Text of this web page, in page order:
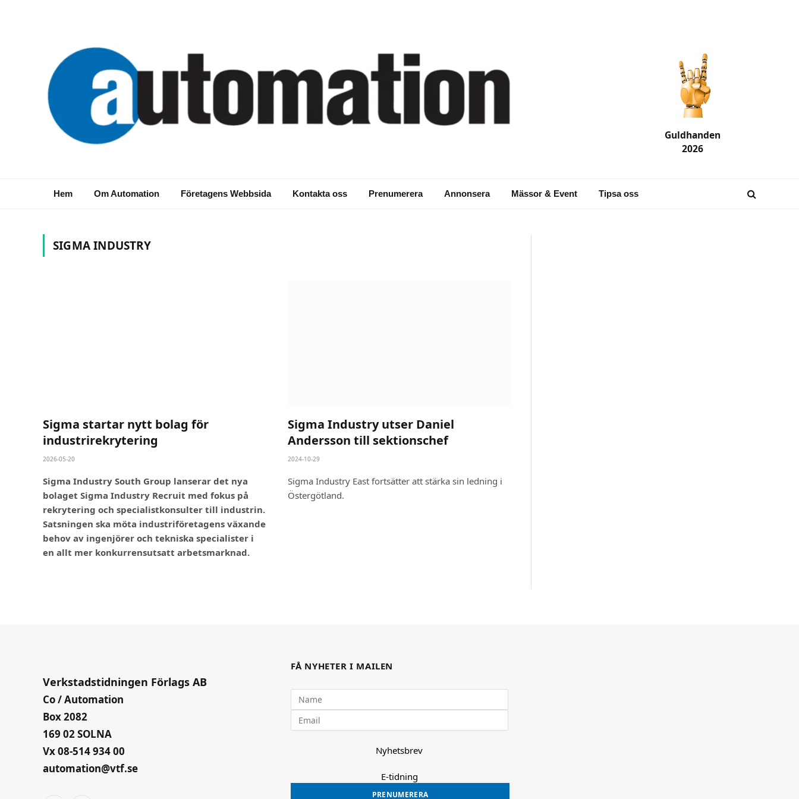
Guldhanden
2026
Hem Om Automation Företagens Webbsida Kontakta oss Prenumerera Annonsera Mässor & Event Tipsa oss
SIGMA INDUSTRY
Sigma startar nytt bolag för
industrirekrytering
2026-05-20
Sigma Industry South Group lanserar det nya
bolaget Sigma Industry Recruit med fokus på
rekrytering och specialistkonsulter till industrin.
Satsningen ska möta industriföretagens växande
behov av ingenjörer och tekniska specialister i
en allt mer konkurrensutsatt arbetsmarknad.
Sigma Industry utser Daniel
Andersson till sektionschef
2024-10-29
Sigma Industry East fortsätter att stärka sin ledning i
Östergötland.
Verkstadstidningen Förlags AB
Co / Automation
Box 2082
169 02 SOLNA
Vx 08-514 934 00
automation@vtf.se
FÅ NYHETER I MAILEN
Nyhetsbrev
E-tidning
PRENUMERERA